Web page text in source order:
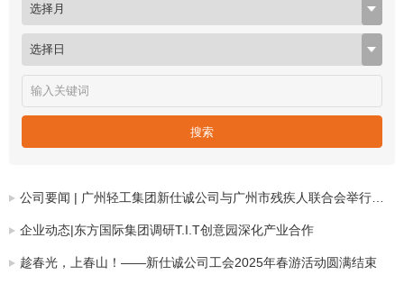
选择月
选择日
公司要闻 | 广州轻工集团新仕诚公司与广州市残疾人联合会举行新瑞路6号项目签约仪式
企业动态|东方国际集团调研T.I.T创意园深化产业合作
趁春光，上春山！——新仕诚公司工会2025年春游活动圆满结束